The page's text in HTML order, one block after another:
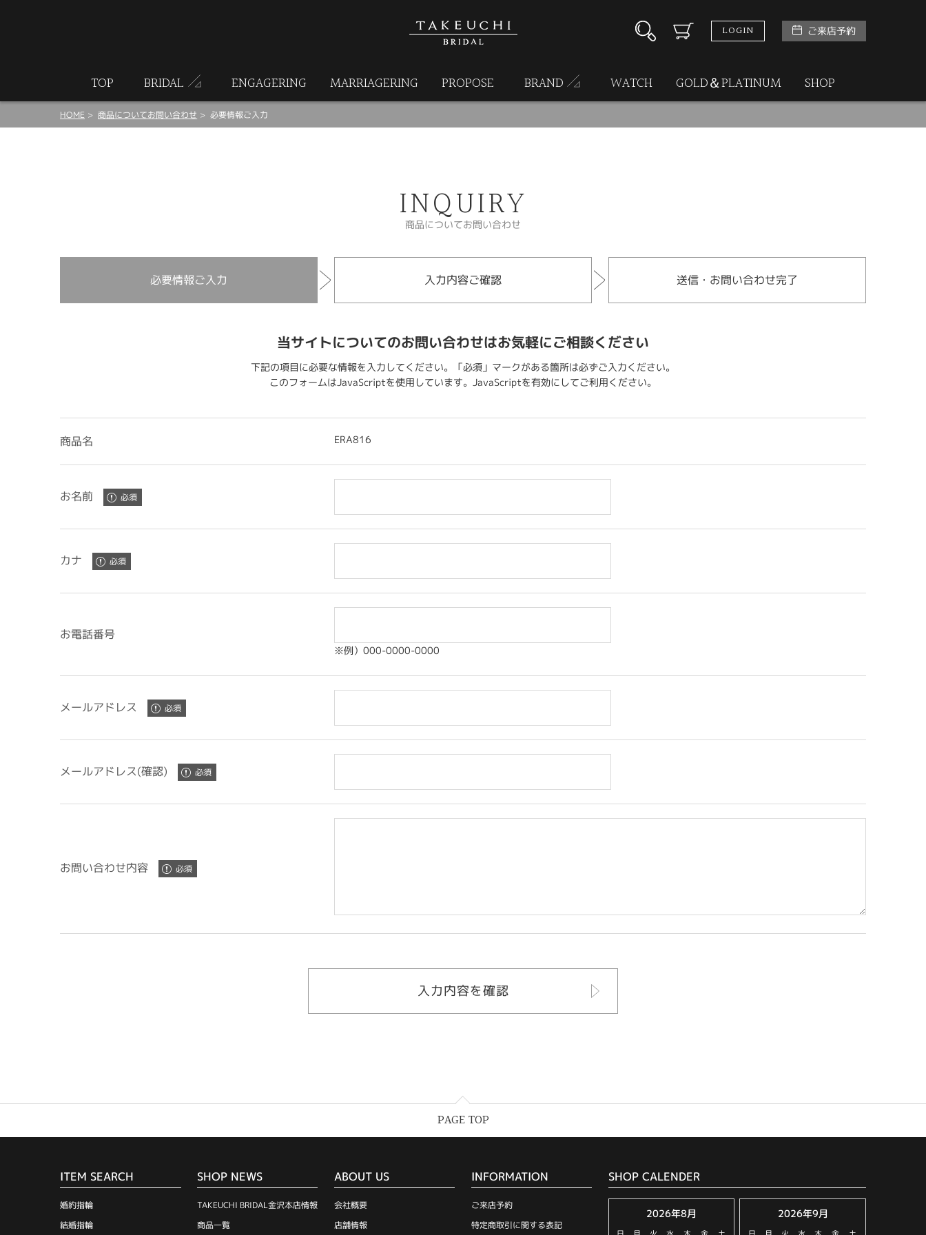
LOGIN ご来店予約
TOP BRIDAL ENGAGERING MARRIAGERING PROPOSE BRAND WATCH GOLD＆PLATINUM SHOP
HOME 商品についてお問い合わせ 必要情報ご入力
INQUIRY
商品についてお問い合わせ
必要情報ご入力 入力内容ご確認 送信・お問い合わせ完了
当サイトについてのお問い合わせはお気軽にご相談ください
下記の項目に必要な情報を入力してください。「必須」マークがある箇所は必ずご入力ください。
このフォームはJavaScriptを使用しています。JavaScriptを有効にしてご利用ください。
商品名 ERA816
お名前
カナ
お電話番号
※例）000-0000-0000
メールアドレス
メールアドレス(確認)
お問い合わせ内容
PAGE TOP
ITEM SEARCH
婚約指輪
結婚指輪
SHOP NEWS
TAKEUCHI BRIDAL金沢本店情報
商品一覧
ABOUT US
会社概要
店舗情報
INFORMATION
ご来店予約
特定商取引に関する表記
SHOP CALENDER
2026年8月 2026年9月